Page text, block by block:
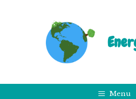
Menu